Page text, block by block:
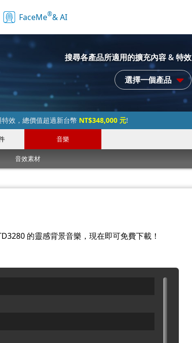
FaceMe®& AI
搜尋各產品所適用的擴充內容 & 特效
選擇一個產品
效，總價值超過新台幣 NT$348,000 元!
音樂
音效素材
的靈感背景音樂，現在即可免費下載！